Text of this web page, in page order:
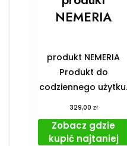
NEMERIA
produkt NEMERIA
Produkt do
codziennego użytku.
329,00 zł
Zobacz gdzie
kupić najtaniej